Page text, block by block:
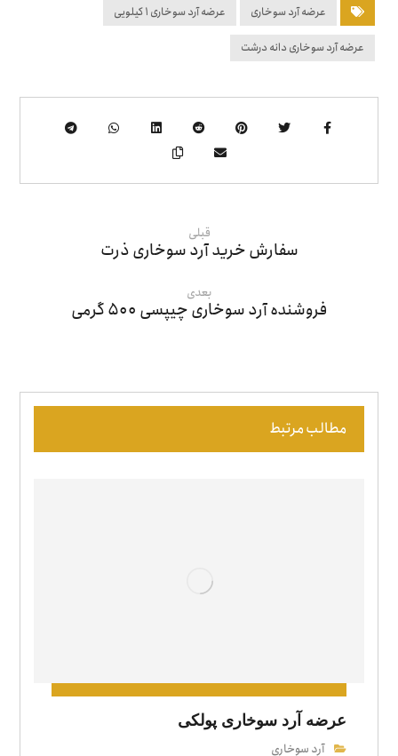
عرضه آرد سوخاری عرضه آرد سوخاری 1 کیلویی
عرضه آرد سوخاری دانه درشت
قبلی
سفارش خرید آرد سوخاری ذرت
بعدی
فروشنده آرد سوخاری چیپسی ۵۰۰ گرمی
مطالب مرتبط
عرضه آرد سوخاری پولکی
آرد سوخاری